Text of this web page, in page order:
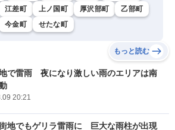
江差町 上ノ国町 厚沢部町
乙部町
今金町 せたな町
もっと読む
で雷雨 夜になり激しい雨のエリアは南
20:21
地でもゲリラ雷雨に 巨大な雨柱が出現